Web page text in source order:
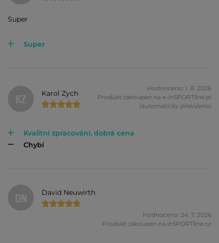
Super
Super
KZ Karol Zych
Hodnoceno: 1. 8. 2026
Produkt zakoupen na e-inSPORTline.pl
(automaticky přeloženo)
Kvalitní zpracování, dobrá cena
Chybí
DN David Neuwirth
Hodnoceno: 24. 7. 2026
Produkt zakoupen na inSPORTline.cz